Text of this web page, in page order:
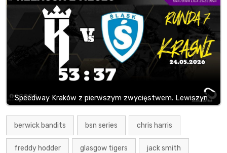
Speedway Kraków z pierwszym zwycięstwem. Lewiszyn…
berwick bandits bsn series chris harris
freddy hodder glasgow tigers jack smith